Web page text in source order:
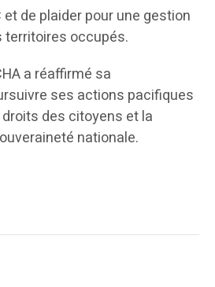
et de plaider pour une gestion
occupés.
a réaffirmé sa
ses actions pacifiques
des citoyens et la
nationale.